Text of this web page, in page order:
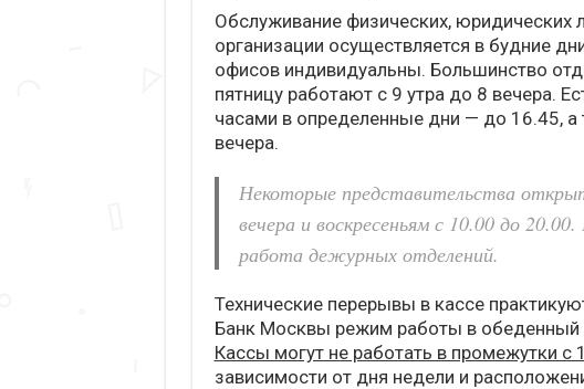
Обслуживание физических, юридических
организации осуществляется в будние
офисов индивидуальны. Большинство
пятницу работают с 9 утра до 8 вечера.
часами в определенные дни — до 16.45,
вечера.
Некоторые представительства
вечера и воскресеньям с 10.00 до
работа дежурных отделений.
Технические перерывы в кассе
Банк Москвы режим работы в обеденный
Кассы могут не работать в промежутки
зависимости от дня недели и